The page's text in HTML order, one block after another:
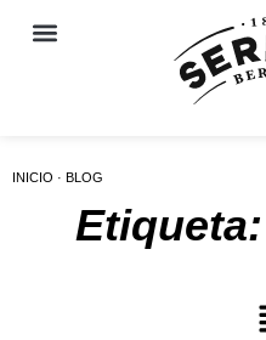
INICIO · BLOG